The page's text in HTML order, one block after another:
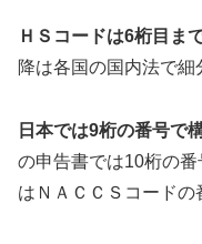
ＨＳコードは6桁目ま
降は各国の国内法で細
日本では9桁の番号で
の申告書では10桁の
はＮＡＣＣＳコードの